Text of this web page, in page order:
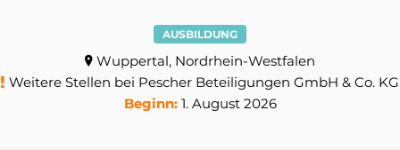
AUSBILDUNG
Wuppertal, Nordrhein-Westfalen
Weitere Stellen bei Pescher Beteiligungen GmbH & Co. KG
Beginn:1. August 2026